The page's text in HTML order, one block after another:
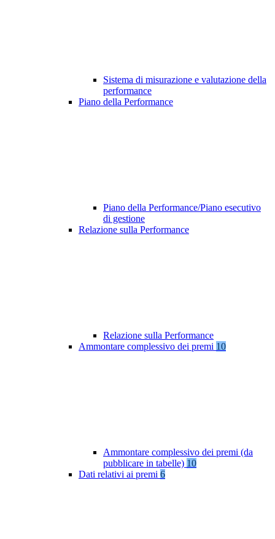
Sistema di misurazione e valutazione della
performance
Piano della Performance
Piano della Performance/Piano esecutivo
di gestione
Relazione sulla Performance
Relazione sulla Performance
Ammontare complessivo dei premi 10
Ammontare complessivo dei premi (da
pubblicare in tabelle) 10
Dati relativi ai premi 6